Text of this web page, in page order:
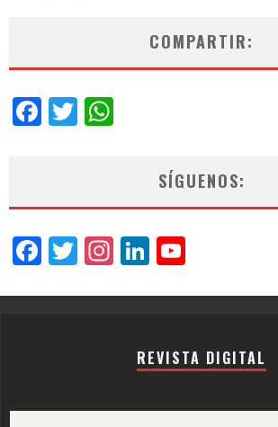
COMPARTIR:
Facebook
Twitter
SÍGUENOS:
Facebook
Twitter
Instagram
LinkedIn
REVISTA DIGITAL